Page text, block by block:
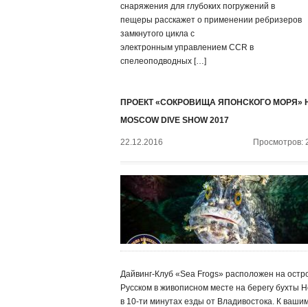
снаряжения для глубоких погружений в
пещеры расскажет о применении ребризеров
замкнутого цикла с
электронным управлением CCR в
спелеоподводных […]
ПРОЕКТ «СОКРОВИЩА ЯПОНСКОГО МОРЯ»
MOSCOW DIVE SHOW 2017
22.12.2016 Просмотров:
Дайвинг-Клуб «Sea Frogs» расположен на
Русском в живописном месте на берегу бухты
в 10-ти минутах езды от Владивостока. К